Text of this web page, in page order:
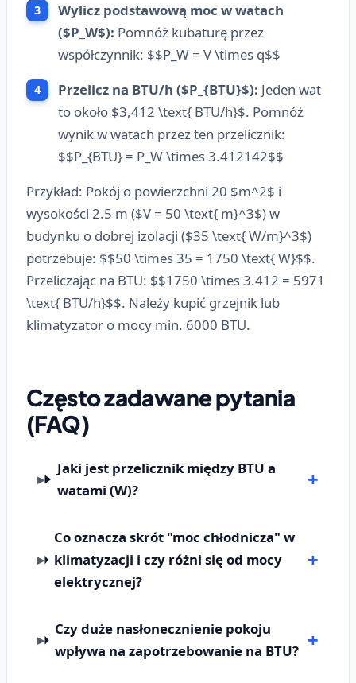
Wylicz podstawową moc w watach
($P_W$): Pomnóż kubaturę przez
współczynnik: $$P_W = V \times q$$
Przelicz na BTU/h ($P_{BTU}$): Jeden wat
to około $3,412 \text{ BTU/h}$. Pomnóż
wynik w watach przez ten przelicznik:
$$P_{BTU} = P_W \times 3.412142$$
Przykład: Pokój o powierzchni 20 $m^2$ i
wysokości 2.5 m ($V = 50 \text{ m}^3$) w
budynku o dobrej izolacji ($35 \text{ W/m}^3$)
potrzebuje: $$50 \times 35 = 1750 \text{ W}$$.
Przeliczając na BTU: $$1750 \times 3.412 = 5971
\text{ BTU/h}$$. Należy kupić grzejnik lub
klimatyzator o mocy min. 6000 BTU.
Często zadawane pytania
(FAQ)
Jaki jest przelicznik między BTU a
watami (W)?
Co oznacza skrót "moc chłodnicza" w
klimatyzacji i czy różni się od mocy
elektrycznej?
Czy duże nasłonecznienie pokoju
wpływa na zapotrzebowanie na BTU?